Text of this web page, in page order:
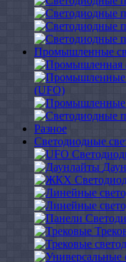
Промышленные
(UFO)
Разное
Светодиодные